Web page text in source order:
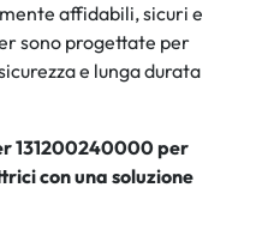
affidabili, sicuri e
sono progettate per
e lunga durata
131200240000 per
con una soluzione